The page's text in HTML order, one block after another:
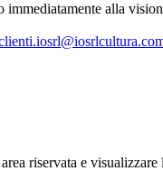
alla
riservata e